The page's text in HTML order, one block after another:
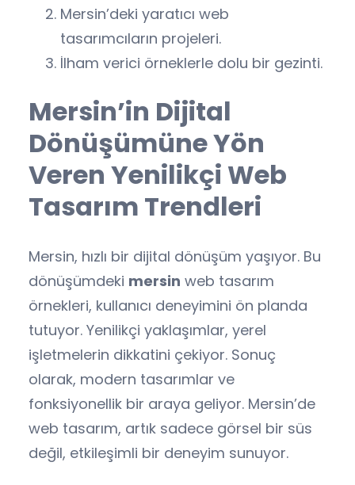
Mersin’deki yaratıcı web
tasarımcıların projeleri.
İlham verici örneklerle dolu bir gezinti.
Mersin’in Dijital
Dönüşümüne Yön
Veren Yenilikçi Web
Tasarım Trendleri
Mersin, hızlı bir dijital dönüşüm yaşıyor. Bu
dönüşümdeki mersin web tasarım
örnekleri, kullanıcı deneyimini ön planda
tutuyor. Yenilikçi yaklaşımlar, yerel
işletmelerin dikkatini çekiyor. Sonuç
olarak, modern tasarımlar ve
fonksiyonellik bir araya geliyor. Mersin’de
web tasarım, artık sadece görsel bir süs
değil, etkileşimli bir deneyim sunuyor.